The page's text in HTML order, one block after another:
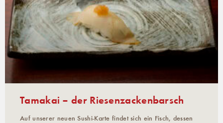
Tamakai – der Riesenzackenbarsch
Auf unserer neuen Sushi-Karte findet sich ein Fisch, dessen